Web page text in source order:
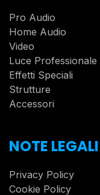
Pro Audio
Home Audio
Video
Luce Professionale
Effetti Speciali
Strutture
Accessori
NOTE LEGALI
Privacy Policy
Cookie Policy